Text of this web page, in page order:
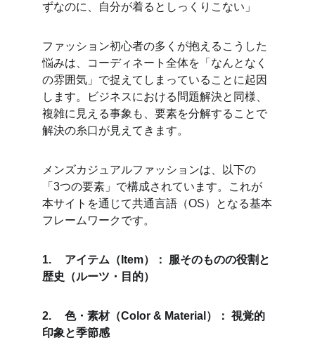
ずなのに、自分が着るとしっくりこない」
ファッション初心者の多くが抱えるこうした
悩みは、コーディネート全体を「なんとなく
の雰囲気」で捉えてしまっていることに起因
します。ビジネスにおける問題解決と同様、
複雑に見える事象も、要素を分解することで
解決の糸口が見えてきます。
メンズカジュアルファッションは、以下の
「3つの要素」で構成されています。これが
本サイトを通じて共通言語（OS）となる基本
フレームワークです。
1.	アイテム（Item）： 服そのものの役割と
歴史（ルーツ・目的）
2.	色・素材（Color & Material）： 視覚的
印象と季節感